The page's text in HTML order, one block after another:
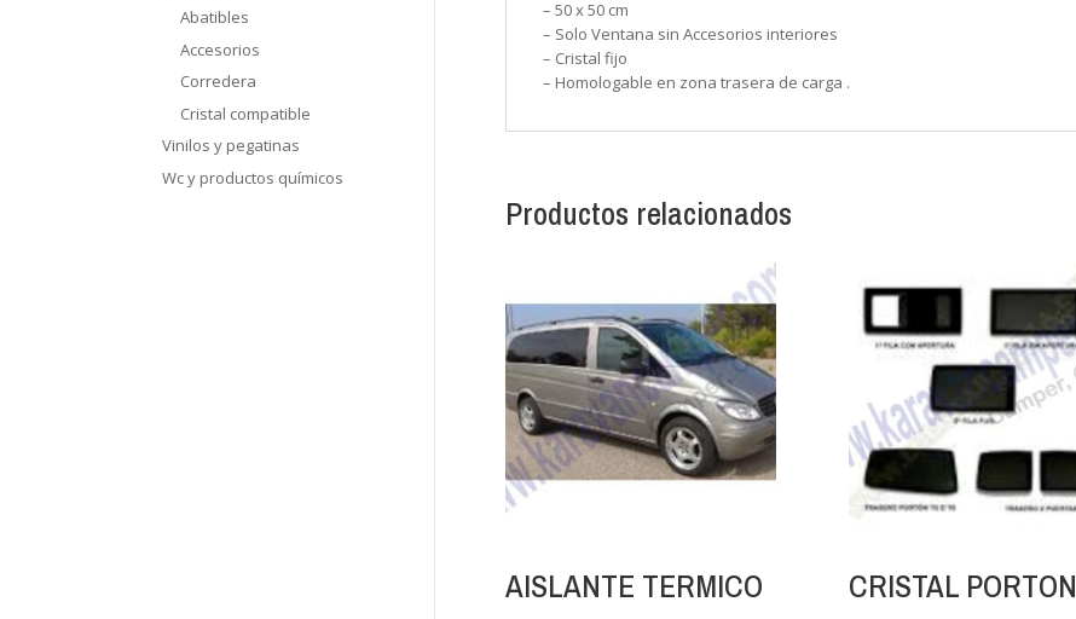
– 50 x 50 cm
– Solo Ventana sin Accesorios interiores
– Cristal fijo
– Homologable en zona trasera de carga .
Productos relacionados
AISLANTE TERMICO CRISTAL PORTON
Abatibles
Accesorios
Corredera
Cristal compatible
Vinilos y pegatinas
Wc y productos químicos